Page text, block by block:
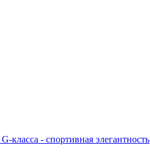
класса - спортивная элегантность